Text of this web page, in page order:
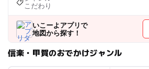
こだわり
いこーよアプリで
地図から探す！
信楽・甲賀のおでかけジャンル